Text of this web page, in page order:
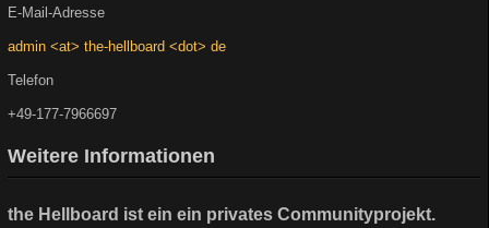
E-Mail-Adresse
admin <at> the-hellboard <dot> de
Telefon
+49-177-7966697
Weitere Informationen
the Hellboard ist ein ein privates Communityprojekt.